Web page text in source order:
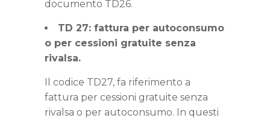
documento TD26.
TD 27: fattura per autoconsumo
o per cessioni gratuite senza
rivalsa.
Il codice TD27, fa riferimento a
fattura per cessioni gratuite senza
rivalsa o per autoconsumo. In questi